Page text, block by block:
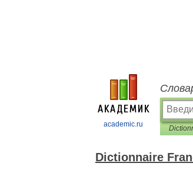
academic.ru
Dictionnaire